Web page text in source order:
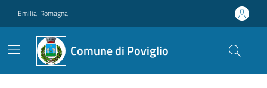
Emilia-Romagna
Comune di Poviglio